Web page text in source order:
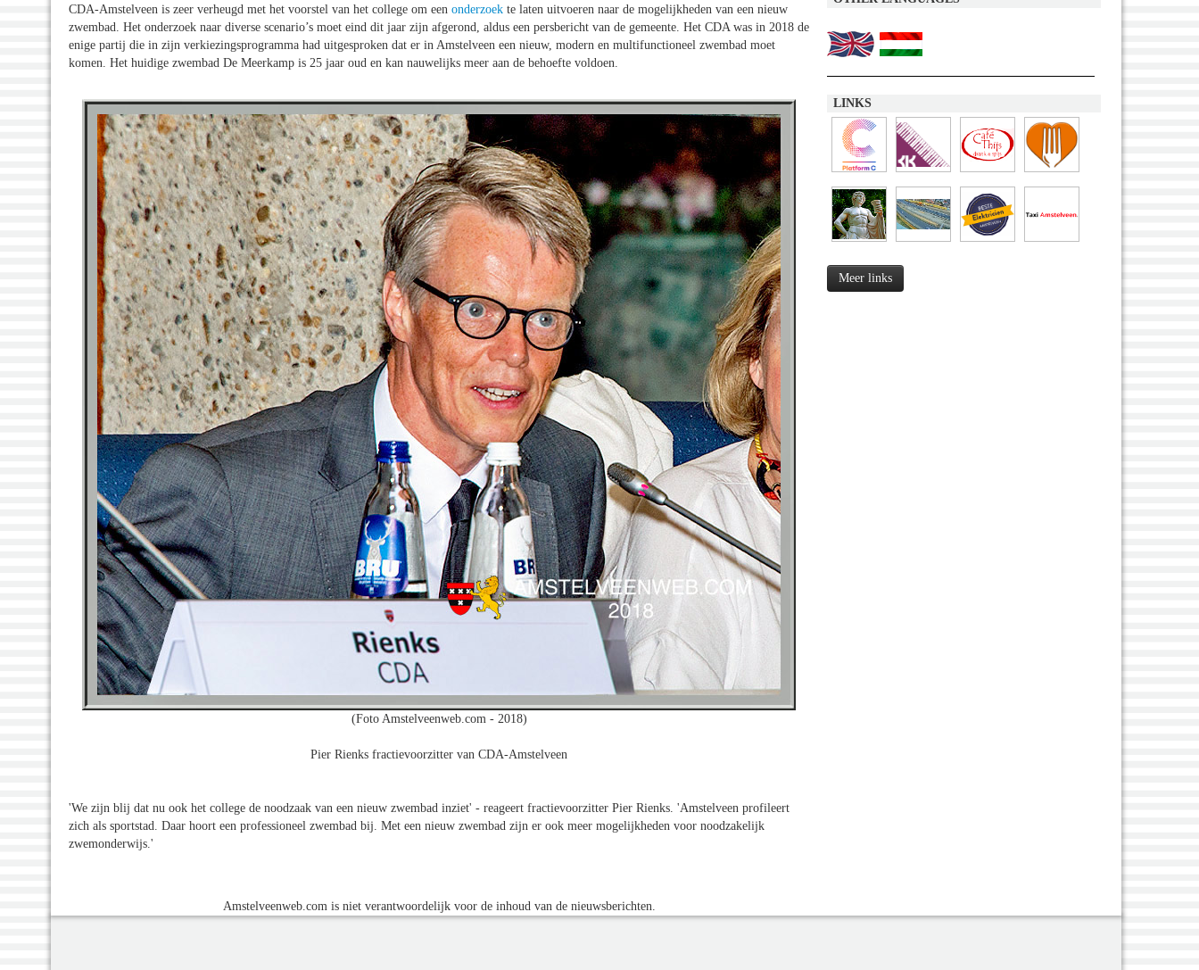
CDA-Amstelveen is zeer verheugd met het voorstel van het college om een onderzoek te laten uitvoeren naar de mogelijkheden van een nieuw
zwembad. Het onderzoek naar diverse scenario’s moet eind dit jaar zijn afgerond, aldus een persbericht van de gemeente. Het CDA was in 2018 de
enige partij die in zijn verkiezingsprogramma had uitgesproken dat er in Amstelveen een nieuw, modern en multifunctioneel zwembad moet
komen. Het huidige zwembad De Meerkamp is 25 jaar oud en kan nauwelijks meer aan de behoefte voldoen.
(Foto Amstelveenweb.com - 2018)
Pier Rienks fractievoorzitter van CDA-Amstelveen
'We zijn blij dat nu ook het college de noodzaak van een nieuw zwembad inziet' - reageert fractievoorzitter Pier Rienks. 'Amstelveen profileert
zich als sportstad. Daar hoort een professioneel zwembad bij. Met een nieuw zwembad zijn er ook meer mogelijkheden voor noodzakelijk
zwemonderwijs.'
Amstelveenweb.com is niet verantwoordelijk voor de inhoud van de nieuwsberichten.
LINKS
Meer links